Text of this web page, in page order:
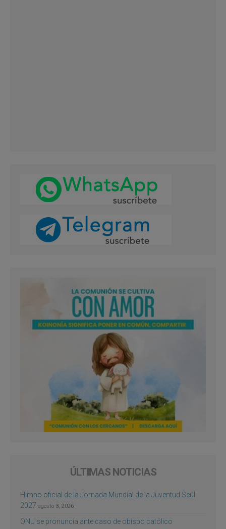
ÚLTIMAS NOTICIAS
Himno oficial de la Jornada Mundial de la Juventud Seúl
2027 agosto 3, 2026
ONU se pronuncia ante caso de obispo católico